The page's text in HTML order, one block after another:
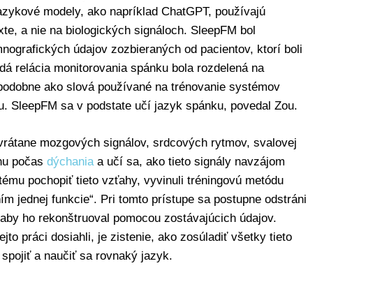
modely, ako napríklad ChatGPT, používajú
a nie na biologických signáloch. SleepFM bol
údajov zozbieraných od pacientov, ktorí boli
relácia monitorovania spánku bola rozdelená na
ako slová používané na trénovanie systémov
SleepFM sa v podstate učí jazyk spánku, povedal Zou.
mozgových signálov, srdcových rytmov, svalovej
počas dýchaniaa učí sa, ako tieto signály navzájom
pochopiť tieto vzťahy, vyvinuli tréningovú metódu
jednej funkcie“. Pri tomto prístupe sa postupne odstráni
ho rekonštruoval pomocou zostávajúcich údajov.
práci dosiahli, je zistenie, ako zosúladiť všetky tieto
a naučiť sa rovnaký jazyk.